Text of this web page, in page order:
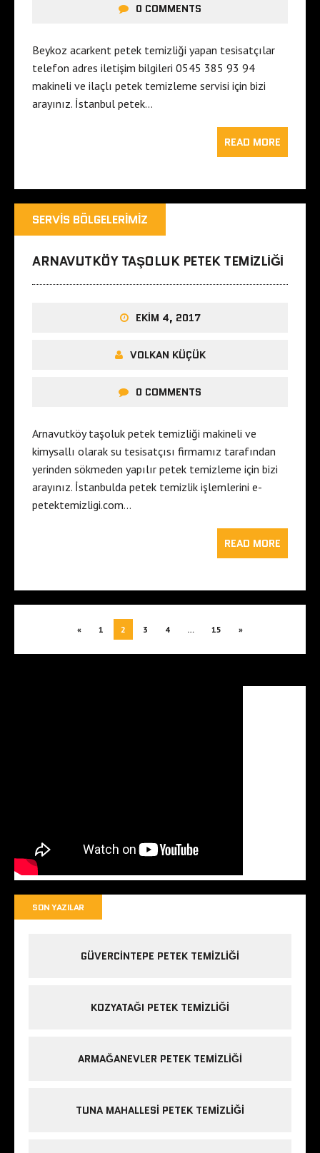
0 COMMENTS
Beykoz acarkent petek temizliği yapan tesisatçılar
telefon adres iletişim bilgileri 0545 385 93 94
makineli ve ilaçlı petek temizleme servisi için bizi
arayınız. İstanbul petek…
READ MORE
SERVIS BÖLGELERIMIZ
ARNAVUTKÖY TAŞOLUK PETEK TEMIZLIĞI
EKIM 4, 2017
VOLKAN KÜÇÜK
0 COMMENTS
Arnavutköy taşoluk petek temizliği makineli ve
kimysallı olarak su tesisatçısı firmamız tarafından
yerinden sökmeden yapılır petek temizleme için bizi
arayınız. İstanbulda petek temizlik işlemlerini e-
petektemizligi.com…
READ MORE
« 1 2 3 4 … 15 »
SON YAZILAR
GÜVERCINTEPE PETEK TEMIZLIĞI
KOZYATAĞI PETEK TEMIZLIĞI
ARMAĞANEVLER PETEK TEMIZLIĞI
TUNA MAHALLESI PETEK TEMIZLIĞI